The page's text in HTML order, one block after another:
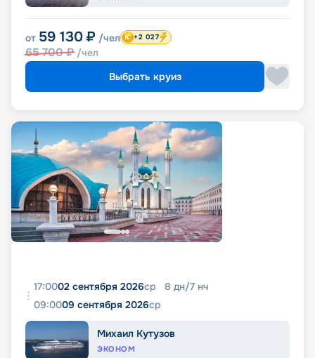
от 59 130 ₽ /чел
65 700₽ /чел
+2 027
Выбрать круиз
17:0002 сентября 2026ср 8 дн/7 нч
09:0009 сентября 2026ср
Михаил Кутузов
ЭКОНОМ